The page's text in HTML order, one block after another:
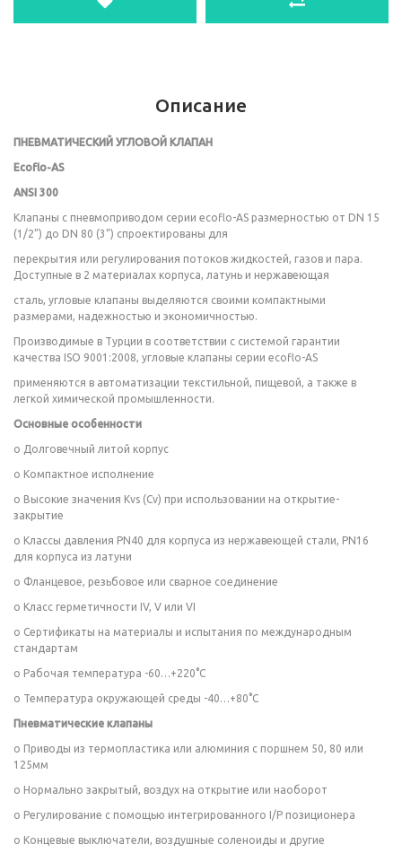
Описание
ПНЕВМАТИЧЕСКИЙ УГЛОВОЙ КЛАПАН
Ecoflo-AS
ANSI 300
Клапаны с пневмоприводом серии ecoflo-AS размерностью от DN 15
(1/2”) до DN 80 (3”) спроектированы для
перекрытия или регулирования потоков жидкостей, газов и пара.
Доступные в 2 материалах корпуса, латунь и нержавеющая
сталь, угловые клапаны выделяются своими компактными
размерами, надежностью и экономичностью.
Производимые в Турции в соответствии с системой гарантии
качества ISO 9001:2008, угловые клапаны серии ecoflo-AS
применяются в автоматизации текстильной, пищевой, а также в
легкой химической промышленности.
Основные особенности
o Долговечный литой корпус
o Компактное исполнение
o Высокие значения Kvs (Cv) при использовании на открытие-
закрытие
o Классы давления PN40 для корпуса из нержавеющей стали, PN16
для корпуса из латуни
o Фланцевое, резьбовое или сварное соединение
o Класс герметичности IV, V или VI
o Сертификаты на материалы и испытания по международным
стандартам
o Рабочая температура -60…+220°C
o Температура окружающей среды -40…+80°C
Пневматические клапаны
o Приводы из термопластика или алюминия с поршнем 50, 80 или
125мм
o Нормально закрытый, воздух на открытие или наоборот
o Регулирование с помощью интегрированного I/P позиционера
o Концевые выключатели, воздушные соленоиды и другие